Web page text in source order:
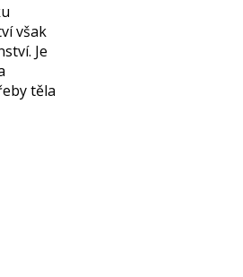
však
Je
těla